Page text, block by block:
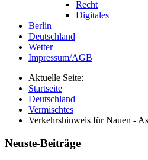
Recht
Digitales
Berlin
Deutschland
Wetter
Impressum/AGB
Aktuelle Seite:
Startseite
Deutschland
Vermischtes
Verkehrshinweis für Nauen -
Neuste-Beiträge